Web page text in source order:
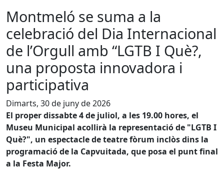
Montmeló se suma a la
celebració del Dia Internacional
de l’Orgull amb “LGTB I Què?,
una proposta innovadora i
participativa
Dimarts, 30 de juny de 2026
El proper dissabte 4 de juliol, a les 19.00 hores, el
Museu Municipal acollirà la representació de "LGTB I
Què?", un espectacle de teatre fòrum inclòs dins la
programació de la Capvuitada, que posa el punt final
a la Festa Major.